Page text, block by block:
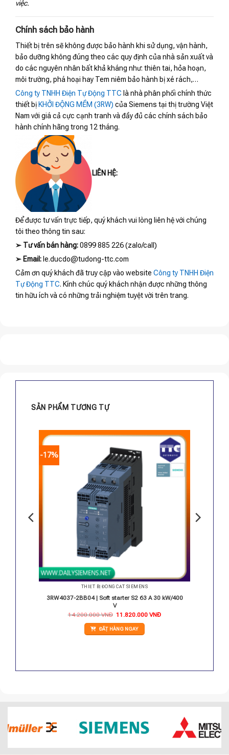
việc.
Chính sách bảo hành
Thiết bị trên sẽ không được bảo hành khi sử dụng, vận hành,
bảo dưỡng không đúng theo các quy định của nhà sản xuất và
do các nguyên nhân bất khả kháng như: thiên tai, hỏa hoạn,
môi trường, phá hoại hay Tem niêm bảo hành bị xé rách,…
Công ty TNHH Điện Tự Động TTC là nhà phân phối chính thức
thiết bị KHỞI ĐỘNG MỀM (3RW) của Siemens tại thị trường Việt
Nam với giá cả cực cạnh tranh và đầy đủ các chính sách bảo
hành chính hãng trong 12 tháng.
LIÊN HỆ:
Để được tư vấn trực tiếp, quý khách vui lòng liên hệ với chúng
tôi theo thông tin sau:
➢ Tư vấn bán hàng:0899 885 226 (zalo/call)
➢ Email: le.ducdo@tudong-ttc.com
Cảm ơn quý khách đã truy cập vào website Công ty TNHH Điện
Tự Động TTC. Kính chúc quý khách nhận được những thông
tin hữu ích và có những trải nghiệm tuyệt vời trên trang.
SẢN PHẨM TƯƠNG TỰ
-17%
THIẾT BỊ ĐÓNG CẮT SIEMENS
3RW4037-2BB04 | Soft starter S2 63 A 30 kW/400
V
14.200.000VNĐ Giá
là:
14.200.000 VNĐ.
11.820.000VNĐGiá
ĐẶT HÀNG NGAY